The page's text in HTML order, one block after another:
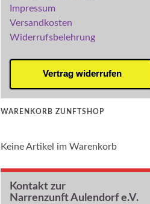
Impressum
Versandkosten
Widerrufsbelehrung
Vertrag widerrufen
WARENKORB ZUNFTSHOP
Keine Artikel im Warenkorb
Kontakt zur
Narrenzunft Aulendorf e.V.